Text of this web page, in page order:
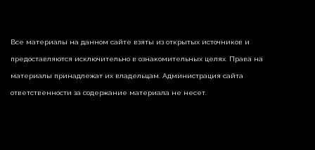
Все материалы на данном сайте взяты из открытых источников и
предоставляются исключительно в ознакомительных целях. Права на
материалы принадлежат их владельцам. Администрация сайта
ответственности за содержание материала не несет.